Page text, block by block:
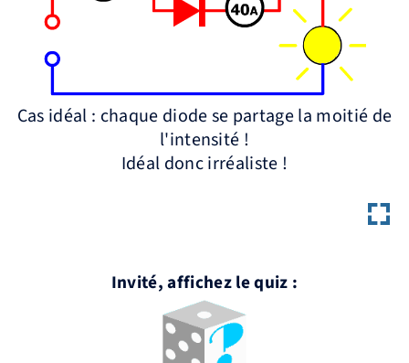
Cas idéal : chaque diode se partage la moitié de
l'intensité !
Idéal donc irréaliste !
Invité, affichez le quiz :